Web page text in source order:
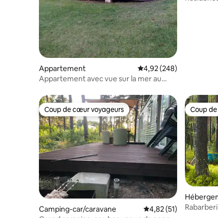
Appartement Évaluation moyenne
4,92 (248)
Appartement avec vue sur la mer au
Coup de cœur voyageurs
Coup de cœur voyageurs
Camping-car/caravane Évaluation moyenne
4,82 (51)
Coup
Coup